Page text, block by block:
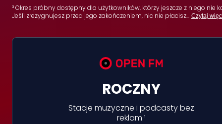
³ Okres próbny dostępny dla użytkowników, którzy jeszcze z niego nie
Jeśli zrezygnujesz przed jego zakończeniem, nic nie płacisz... Czytaj
ROCZNY
Stacje muzyczne i podcasty bez
reklam ¹